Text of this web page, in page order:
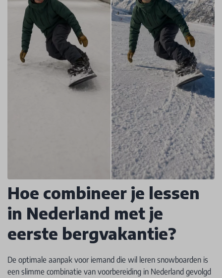
Hoe combineer je lessen
in Nederland met je
eerste bergvakantie?
De optimale aanpak voor iemand die wil leren snowboarden is
een slimme combinatie van voorbereiding in Nederland gevolgd